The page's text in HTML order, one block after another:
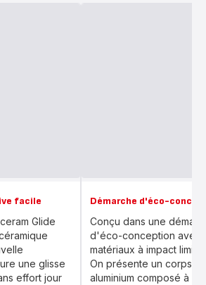
facile
Glide
une glisse
effort jour
Démarche d'éco-
Conçu dans une
d'éco-conception avec
matériaux à impact
On présente un corps en
aluminium composé à